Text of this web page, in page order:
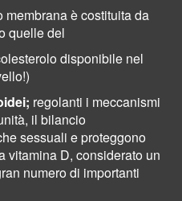
è costituita da
quelle del
disponibile nel
regolanti i meccanismi
il bilancio
sessuali e proteggono
vitamina D, considerato un
numero di importanti